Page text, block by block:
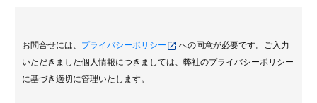
お問合せには、 プライバシーポリシー
への同意が必要です。ご入力
いただきました個人情報につきましては、弊社のプライバシーポリシー
に基づき適切に管理いたします。